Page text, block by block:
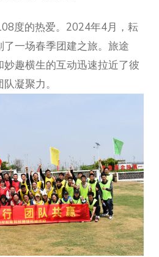
度的热爱。2024年4月，耘
一场春季团建之旅。旅途
趣横生的互动迅速拉近了彼
凝聚力。